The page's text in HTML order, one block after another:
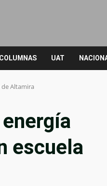
COLUMNAS UAT
de Altamira
escuela